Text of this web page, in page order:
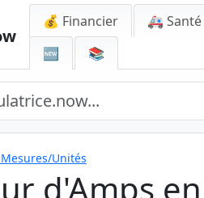
💰 Financier 🚑 Santé
🆕
📚
Unités
d'Amps